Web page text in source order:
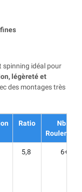
spinning idéal pour
légèreté et
des montages très
Ratio
Nb de
5,8 6+1